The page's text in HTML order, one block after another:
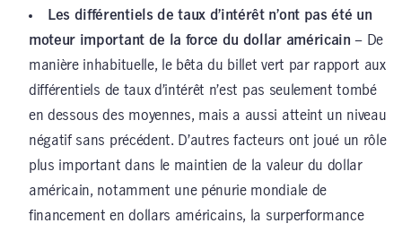
Les différentiels de taux d’intérêt n’ont pas été un
moteur important de la force du dollar américain – De
manière inhabituelle, le bêta du billet vert par rapport aux
différentiels de taux d’intérêt n’est pas seulement tombé
en dessous des moyennes, mais a aussi atteint un niveau
négatif sans précédent. D’autres facteurs ont joué un rôle
plus important dans le maintien de la valeur du dollar
américain, notamment une pénurie mondiale de
financement en dollars américains, la surperformance